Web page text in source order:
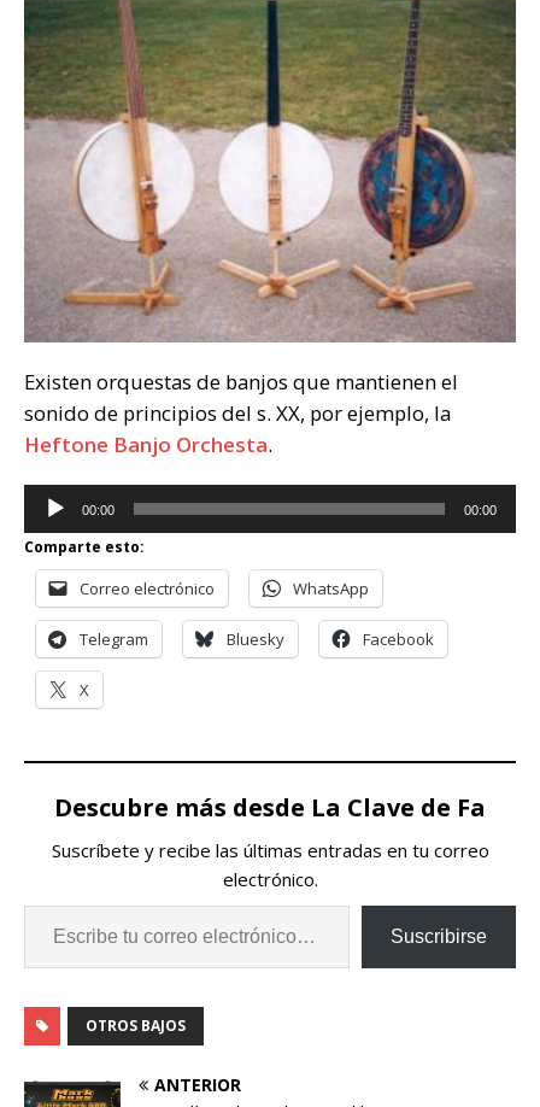
Existen orquestas de banjos que mantienen el
sonido de principios del s. XX, por ejemplo, la
Heftone Banjo Orchesta.
Reproductor
audio
00:00 00:00
Comparte esto:
Correo electrónico WhatsApp
Telegram Bluesky Facebook
X
Descubre más desde La Clave de Fa
Suscríbete y recibe las últimas entradas en tu correo
electrónico.
Suscribirse
OTROS BAJOS
ANTERIOR